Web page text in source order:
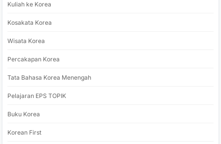
Kuliah ke Korea
Kosakata Korea
Wisata Korea
Percakapan Korea
Tata Bahasa Korea Menengah
Pelajaran EPS TOPIK
Buku Korea
Korean First